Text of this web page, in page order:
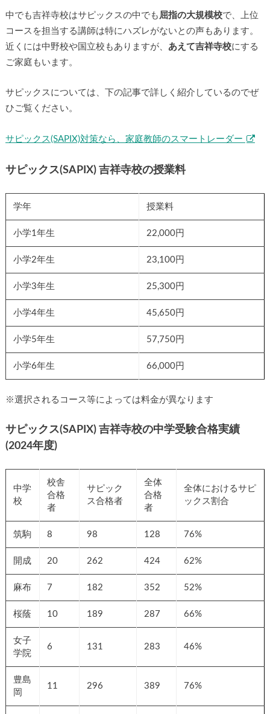
中でも吉祥寺校はサピックスの中でも 屈指の大規模校で、上位
コースを担当する講師は特にハズレがないとの声もあります。
近くには中野校や国立校もありますが、 あえて吉祥寺校にする
ご家庭もいます。
サピックスについては、下の記事で詳しく紹介しているのでぜ
ひご覧ください。
サピックス(SAPIX)対策なら、家庭教師のスマートレーダー
サピックス(SAPIX) 吉祥寺校の授業料
学年 授業料
小学1年生 22,000円
小学2年生 23,100円
小学3年生 25,300円
小学4年生 45,650円
小学5年生 57,750円
小学6年生 66,000円
※選択されるコース等によっては料金が異なります
サピックス(SAPIX) 吉祥寺校の中学受験合格実績
(2024年度)
中学
校
校舎
合格
者
サピック
ス合格者
全体
合格
者
全体におけるサピ
ックス割合
筑駒 8 98 128 76%
開成 20 262 424 62%
麻布 7 182 352 52%
桜蔭 10 189 287 66%
女子
学院
6 131 283 46%
豊島
岡
11 296 389 76%